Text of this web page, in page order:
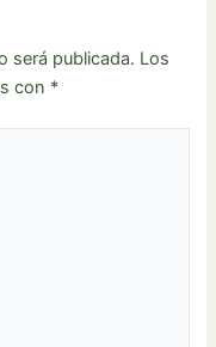
será publicada. Los
con *